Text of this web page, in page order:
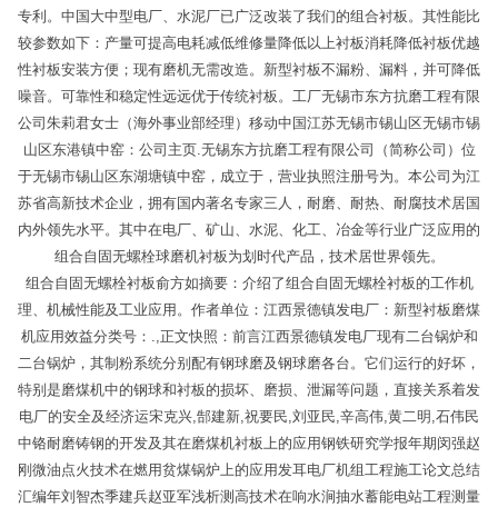
专利。中国大中型电厂、水泥厂已广泛改装了我们的组合衬板。其性能比
较参数如下：产量可提高电耗减低维修量降低以上衬板消耗降低衬板优越
性衬板安装方便；现有磨机无需改造。新型衬板不漏粉、漏料，并可降低
噪音。可靠性和稳定性远远优于传统衬板。工厂无锡市东方抗磨工程有限
公司朱莉君女士（海外事业部经理）移动中国江苏无锡市锡山区无锡市锡
山区东港镇中窑：公司主页.无锡东方抗磨工程有限公司（简称公司）位
于无锡市锡山区东湖塘镇中窑，成立于，营业执照注册号为。本公司为江
苏省高新技术企业，拥有国内著名专家三人，耐磨、耐热、耐腐技术居国
内外领先水平。其中在电厂、矿山、水泥、化工、冶金等行业广泛应用的
组合自固无螺栓球磨机衬板为划时代产品，技术居世界领先。
组合自固无螺栓衬板俞方如摘要：介绍了组合自固无螺栓衬板的工作机
理、机械性能及工业应用。作者单位：江西景德镇发电厂：新型衬板磨煤
机应用效益分类号：.,正文快照：前言江西景德镇发电厂现有二台锅炉和
二台锅炉，其制粉系统分别配有钢球磨及钢球磨各台。它们运行的好坏，
特别是磨煤机中的钢球和衬板的损坏、磨损、泄漏等问题，直接关系着发
电厂的安全及经济运宋克兴,郜建新,祝要民,刘亚民,辛高伟,黄二明,石伟民
中铬耐磨铸钢的开发及其在磨煤机衬板上的应用钢铁研究学报年期闵强赵
刚微油点火技术在燃用贫煤锅炉上的应用发耳电厂机组工程施工论文总结
汇编年刘智杰季建兵赵亚军浅析测高技术在响水涧抽水蓄能电站工程测量